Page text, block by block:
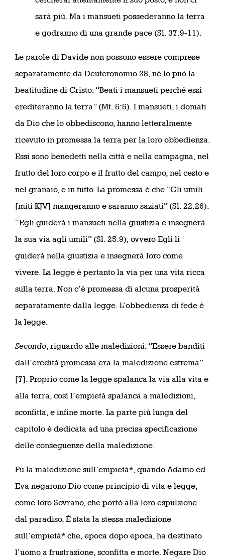
sarà più. Ma i mansueti possederanno la terra
e godranno di una grande pace (Sl. 37:9-11).
Le parole di Davide non possono essere comprese
separatamente da Deuteronomio 28, né lo può la
beatitudine di Cristo: “Beati i mansueti perché essi
erediteranno la terra” (Mt. 5:5). I mansueti, i domati
da Dio che lo obbediscono, hanno letteralmente
ricevuto in promessa la terra per la loro obbedienza.
Essi sono benedetti nella città e nella campagna, nel
frutto del loro corpo e il frutto del campo, nel cesto e
nel granaio, e in tutto. La promessa è che “Gli umili
[miti KJV] mangeranno e saranno saziati” (Sl. 22:26).
“Egli guiderà i mansueti nella giustizia e insegnerà
la sua via agli umili” (Sl. 25:9), ovvero Egli li
guiderà nella giustizia e insegnerà loro come
vivere. La legge è pertanto la via per una vita ricca
sulla terra. Non c’è promessa di alcuna prosperità
separatamente dalla legge. L’obbedienza di fede è
la legge.
Secondo , riguardo alle maledizioni: “Essere banditi
dall’eredità promessa era la maledizione estrema”
[7]. Proprio come la legge spalanca la via alla vita e
alla terra, così l’empietà spalanca a maledizioni,
sconfitta, e infine morte. La parte più lunga del
capitolo è dedicata ad una precisa specificazione
delle conseguenze della maledizione.
Fu la maledizione sull’empietà*, quando Adamo ed
Eva negarono Dio come principio di vita e legge,
come loro Sovrano, che portò alla loro espulsione
dal paradiso. È stata la stessa maledizione
sull’empietà* che, epoca dopo epoca, ha destinato
l’uomo a frustrazione, sconfitta e morte. Negare Dio